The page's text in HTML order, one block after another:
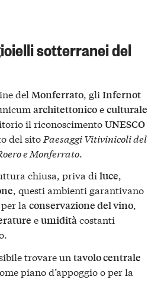
sotterranei del
del Monferrato , gli Infernot
architettonicoeculturale
il riconoscimentoUNESCO
del sito Paesaggi Vitivinicoli del
e Monferrato
chiusa, priva di luce,
, questi ambienti garantivano
la conservazione del vino,
eumiditàcostanti
trovare un tavolo centrale
piano d’appoggio o per la